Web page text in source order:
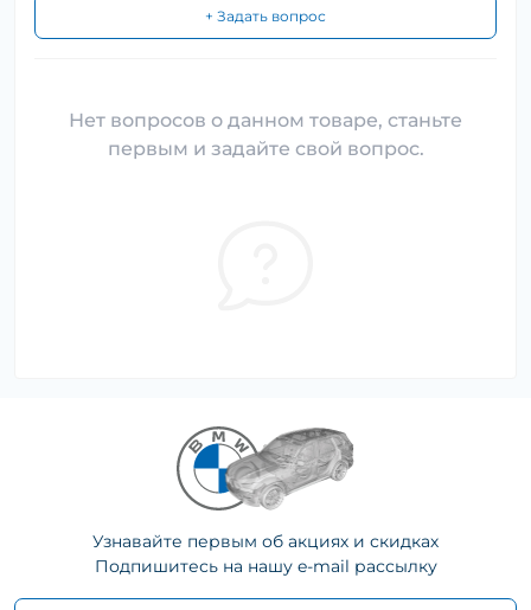
+ Задать вопрос
Нет вопросов о данном товаре, станьте
первым и задайте свой вопрос.
Узнавайте первым об акциях и скидках
Подпишитесь на нашу e-mail рассылку